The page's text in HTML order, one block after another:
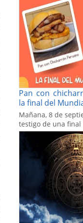
Pan con
la final del
Mañana, 8 de
testigo de una final